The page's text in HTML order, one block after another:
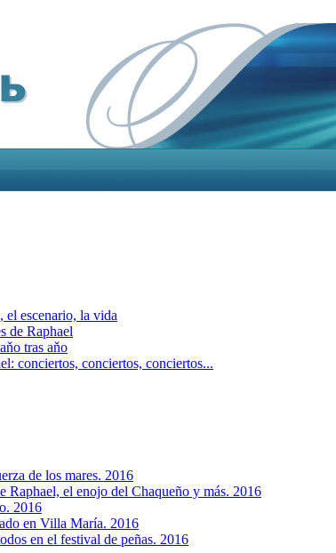
escenario, la vida
de Raphael
tras aňo
conciertos, сonciertos, сonciertos...
de los mares. 2016
Raphael, el enojo del Chaqueño y más. 2016
2016
en Villa María. 2016
en el festival de peñas. 2016